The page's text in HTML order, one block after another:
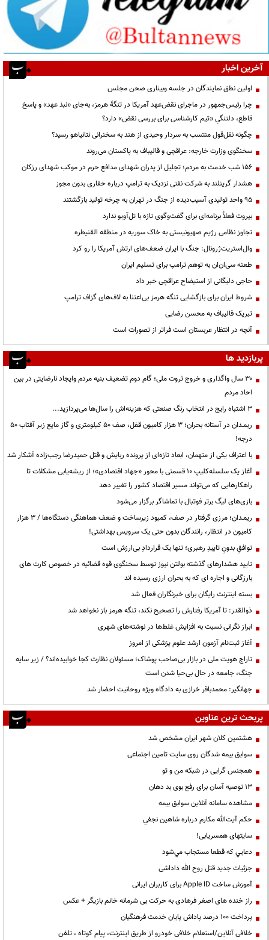
آخرین اخبار
اولین نطق نمایندگان در جلسه وبیناری صحن مجلس
چرا رئیس‌جمهور در ماجرای نقض‌عهد آمریکا در تنگهٔ هرمز، به‌جای «نبذ عهد» و پاسخ
قاطع، دلتنگیِ «تیم کارشناسی برای بررسی نقض» دارد؟
چگونه نقل‌قول منتسب به سردار وحیدی از هند به سخنرانی نتانیاهو رسید؟
سخنگوی وزارت خارجه: عراقچی و قالیباف به پاکستان می‌روند
۱۵۶ شب خدمت به مردم؛ تجلیل از پدران شهدای مدافع حرم در موکب شهدای رزکان
هشدار گرینلند به شرکت نفتی نزدیک به ترامپ درباره حفاری بدون مجوز
95 واحد تولیدی آسیب‌دیده از جنگ در تهران به چرخه تولید بازگشتند
بیروت فعلاً برنامه‌ای برای گفت‌وگوی تازه با تل‌آویو ندارد
تجاوز نظامی رژیم صهیونیستی به خاک سوریه در منطقه القنیطره
وال‌استریت‌ژرونال: جنگ با ایران ضعف‌های ارتش آمریکا را رو کرد
طعنه سی‌ان‌ان به توهم ترامپ برای تسلیم ایران
حاجی دلیگانی از استیضاح عراقچی خبر داد
شروط ایران برای بازگشایی تنگه هرمز بی‌اعتنا به لاف‌های گزاف ترامپ
تبریک قالیباف به محسن رضایی
آنچه در انتظار عربستان است فراتر از تصورات است
پربازدید ها
۳۰ سال واگذاری و خروج ثروت ملی؛ گام دوم تضعیف بنیه مردم وایجاد نارضایتی در بین
احاد مردم
3 اشتباه رایج در انتخاب رنگ صنعتی که هزینه‌اش را سال‌ها می‌پردازید...
ریمـدان در آستانه بحران؛ ۳ هزار کامیون قفل، صف ۵۰ کیلومتری و گاز مایع زیر آفتاب ۵۰
درجه!
با اعتراف یکی از متهمان، ابعاد تازه‌ای از پرونده ربایش و قتل حمیدرضا رجب‌زاده آشکار شد
آغاز یک سلسله‌کلیپ ۱۰ قسمتی با محور «جهاد اقتصادی»؛ از ریشه‌یابی مشکلات تا
راهکارهایی که می‌تواند مسیر اقتصاد کشور را تغییر دهد
بازی‌های لیگ برتر فوتبال با تماشاگر برگزار می‌شود
ریمـدان؛ مرزی گرفتار در صف، کمبود زیرساخت و ضعف هماهنگی دستگاه‌ها / ۳ هزار
کامیون در انتظار، رانندگان بدون حتی یک سرویس بهداشتی!
توافقِ بدونِ تاییدِ رهبری؛ تنها یک قراردادِ بی‌ارزش است
تایید هشدارهای گذشته بولتن نیوز توسط سخنگوی قوه قضائیه در خصوص کارت های
بارزگانی و اجاره ای که به بحران ارزی رسیده اند
بسته اینترنت رایگان برای خبرنگاران فعال شد
ذوالقدر: تا آمریکا رفتارش را تصحیح نکند، تنگه هرمز باز نخواهد شد
ابراز نگرانی نسبت به افزایش غلط‌ها در نوشته‌های شهری
آغاز ثبت‌نام آزمون ارشد علوم پزشکی از امروز
تاراج هویت ملی در بازار بی‌صاحب پوشاک؛ مسئولان نظارت کجا خوابیده‌اند؟ / زیر سایه
جنگ، جامعه در حال بی‌حیا شدن است
جهانگیر: محمدباقر خرازی به دادگاه ویژه روحانیت احضار شد
پربحث ترین عناوین
هشتمین کلان شهر ایران مشخص شد
سوابق بیمه شدگان روی سایت تامین اجتماعی
همجنس گرایی در شبکه من و تو
13 توصیه آسان برای رفع بوی بد دهان
مشاهده سامانه آنلاين سوابق بیمه
حكم آيت‌الله مكارم درباره شاهين نجفي
سایتهای همسریابی!
دعايي كه قطعا مستجاب مي‌شود
جزئیات جدید قتل روح الله داداشی
آموزش ساخت Apple ID برای کاربران ایرانی
راز خنده های اصغر فرهادی به حرکت بی شرمانه خانم بازیگر + عکس
پرداخت ۱۰۰ درصد پاداش پایان خدمت فرهنگیان
خلافی آنلاین/استعلام خلافی خودرو از طریق اینترنت، پیام کوتاه ، تلفن